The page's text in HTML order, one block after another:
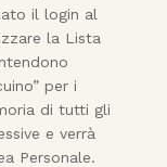
il login al
la Lista
per i
di tutti gli
e verrà
Personale.